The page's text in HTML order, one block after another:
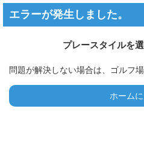
エラーが発生しました。
プレースタイルを
問題が解決しない場合は、ゴルフ
ホーム